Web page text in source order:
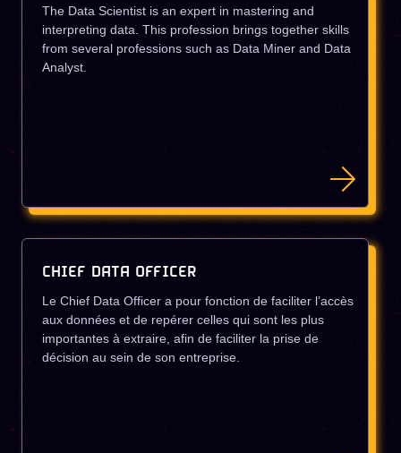
The Data Scientist is an expert in mastering and
interpreting data. This profession brings together skills
from several professions such as Data Miner and Data
Analyst.
CHIEF DATA OFFICER
Le Chief Data Officer a pour fonction de faciliter l’accès
aux données et de repérer celles qui sont les plus
importantes à extraire, afin de faciliter la prise de
décision au sein de son entreprise.